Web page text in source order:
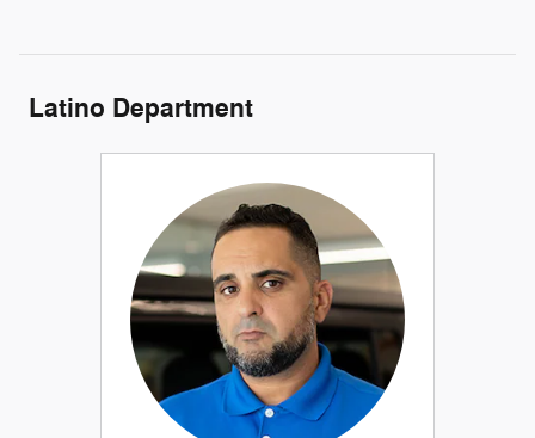
Latino Department